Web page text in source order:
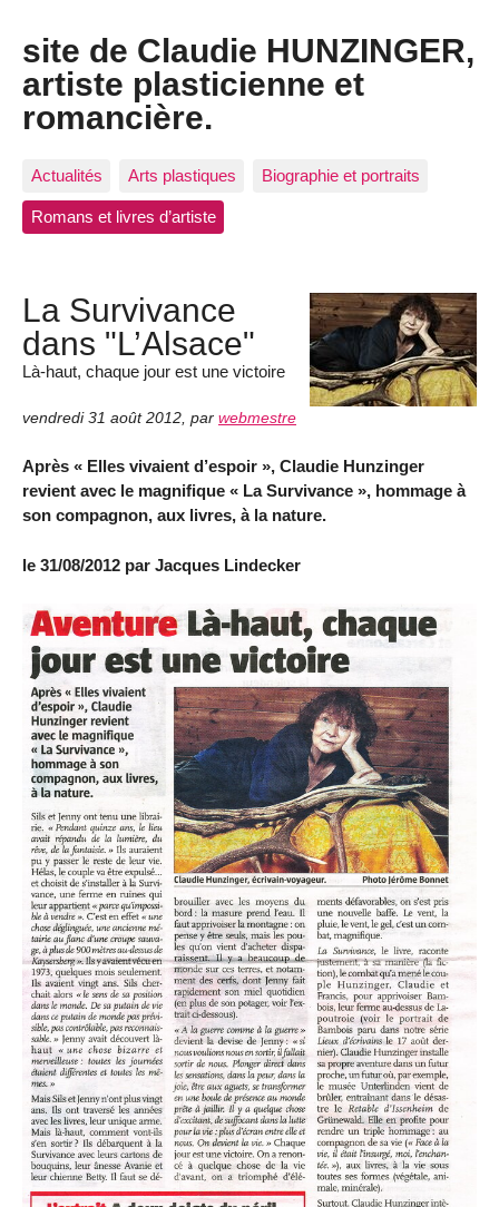
site de Claudie HUNZINGER,
artiste plasticienne et
romancière.
Actualités Arts plastiques Biographie et portraits
Romans et livres d’artiste
La Survivance
dans "L’Alsace"
Là-haut, chaque jour est une victoire
vendredi 31 août 2012 par webmestre
Après « Elles vivaient d’espoir », Claudie Hunzinger
revient avec le magnifique « La Survivance », hommage à
son compagnon, aux livres, à la nature.
le 31/08/2012 par Jacques Lindecker